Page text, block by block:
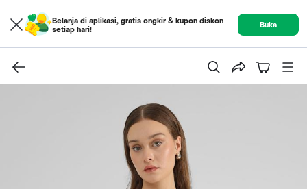
Belanja di aplikasi, gratis ongkir & kupon diskon
setiap hari!
Buka